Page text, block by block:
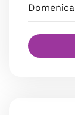
Domenica